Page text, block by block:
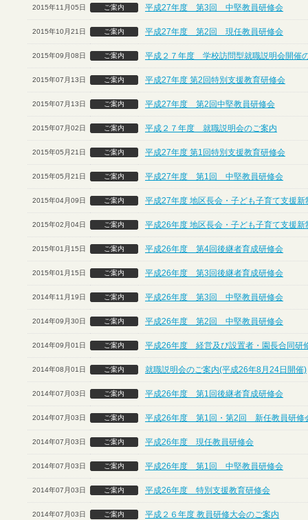
2015年11月05日 ご案内 平成27年度 第3回 中堅教員研修会
2015年10月21日 ご案内 平成27年度 第2回 現任教員研修会
2015年09月08日 ご案内 平成２７年度 学校訪問型就職説明会開催
2015年07月13日 ご案内 平成27年度 第2回特別支援教育研修会
2015年07月13日 ご案内 平成27年度 第2回中堅教員研修会
2015年07月02日 ご案内 平成２７年度 就職説明会のご案内
2015年05月21日 ご案内 平成27年度 第1回特別支援教育研修会
2015年05月21日 ご案内 平成27年度 第1回 中堅教員研修会
2015年04月09日 ご案内 平成27年度 地区長会・子ども子育て支援
2015年02月04日 ご案内 平成26年度 地区長会・子ども子育て支援
2015年01月15日 ご案内 平成26年度 第4回後継者育成研修会
2015年01月15日 ご案内 平成26年度 第3回後継者育成研修会
2014年11月19日 ご案内 平成26年度 第3回 中堅教員研修会
2014年09月30日 ご案内 平成26年度 第2回 中堅教員研修会
2014年09月01日 ご案内 平成26年度 経営及び設置者・園長合同研
2014年08月01日 ご案内 就職説明会のご案内(平成26年8月24日開催)
2014年07月03日 ご案内 平成26年度 第1回後継者育成研修会
2014年07月03日 ご案内 平成26年度 第1回・第2回 新任教員研修
2014年07月03日 ご案内 平成26年度 現任教員研修会
2014年07月03日 ご案内 平成26年度 第1回 中堅教員研修会
2014年07月03日 ご案内 平成26年度 特別支援教育研修会
2014年07月03日 ご案内 平成２６年度 教員研修大会のご案内